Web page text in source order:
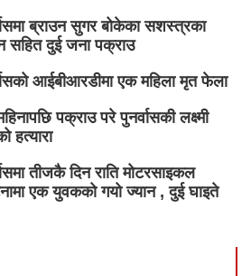
ब्राउन सुगर बोकेका सशस्त्रका
सहित दुई जना पक्राउ
आईबीआरडीमा एक महिला मृत फेला
पक्राउ परे पुनर्वासकी लक्ष्मी
हत्यारा
तीजकै दिन राति मोटरसाइकल
एक युवकको गयो ज्यान , दुई घाइते